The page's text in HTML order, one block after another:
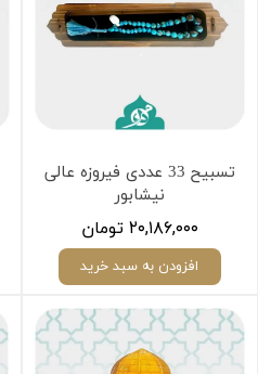
تسبیح 33 عددی فیروزه عالی
نیشابور
۲۰,۱۸۶,۰۰۰ تومان
افزودن به سبد خرید